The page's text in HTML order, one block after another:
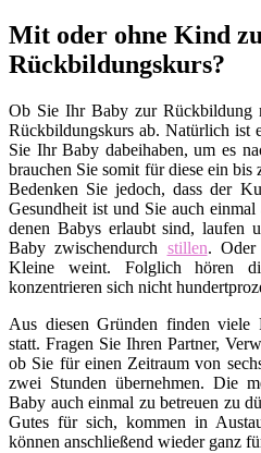
Mit oder ohne Kind
Rückbildungskurs?
Ob Sie Ihr Baby zur Rückbildung
Rückbildungskurs ab. Natürlich ist
Sie Ihr Baby dabeihaben, um es
brauchen Sie somit für diese ein
Bedenken Sie jedoch, dass der
Gesundheit ist und Sie auch einmal
denen Babys erlaubt sind, laufen
Baby zwischendurch stillen. Oder
Kleine weint. Folglich hören
konzentrieren sich nicht
Aus diesen Gründen finden viele
statt. Fragen Sie Ihren Partner,
ob Sie für einen Zeitraum von
zwei Stunden übernehmen. Die
Baby auch einmal zu betreuen zu
Gutes für sich, kommen in
können anschließend wieder ganz